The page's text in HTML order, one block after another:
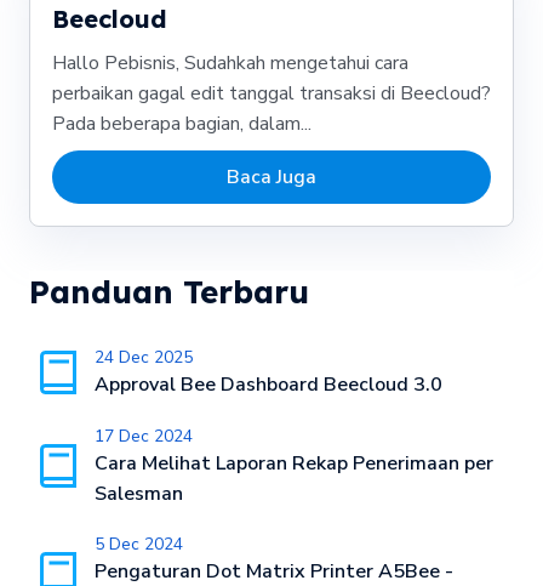
Beecloud
Hallo Pebisnis, Sudahkah mengetahui cara
perbaikan gagal edit tanggal transaksi di Beecloud?
Pada beberapa bagian, dalam...
Baca Juga
Panduan Terbaru
24 Dec 2025
Approval Bee Dashboard Beecloud 3.0
17 Dec 2024
Cara Melihat Laporan Rekap Penerimaan per
Salesman
5 Dec 2024
Pengaturan Dot Matrix Printer A5Bee -